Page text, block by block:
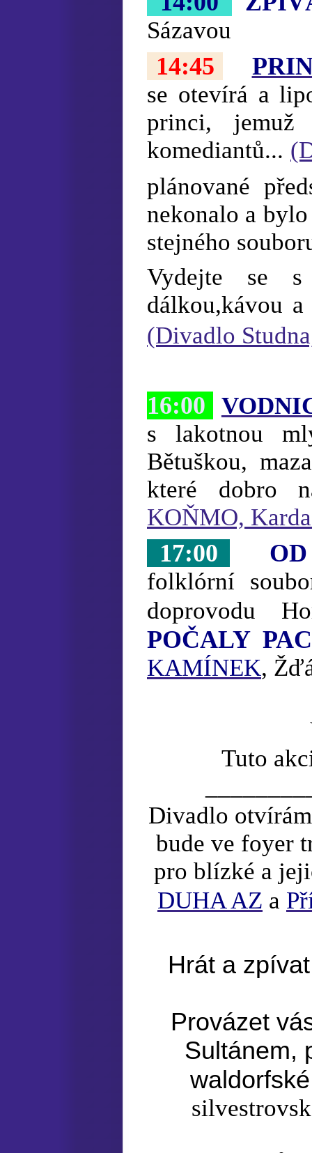
Sázavou
14:45
se otevírá a
princi, jemuž
komediantů...
plánované
nekonalo a
stejného
Vydejte se s
dálkou,kávou
(Divadlo
16:00
s lakotnou
Bětuškou,
které dobro
KOŇMO,
17:00
folklórní
doprovodu
POČALY
KAMÍNEK,
Tuto
Divadlo
bude ve foyer
pro blízké a
DUHA AZ a
Hrát a
Provázet
Sultánem,